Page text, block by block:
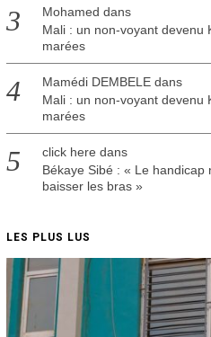
Mohamed dans
Mali : un non-voyant devenu
marées
Mamédi DEMBELEdans
Mali : un non-voyant devenu
marées
click here dans
Békaye Sibé : « Le
baisser les bras »
LES PLUS LUS